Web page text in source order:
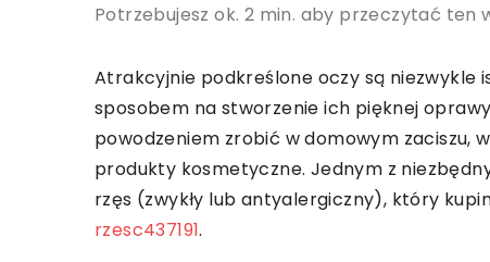
Potrzebujesz ok. 2 min. aby przeczytać ten
Atrakcyjnie podkreślone oczy są niezwykle
sposobem na stworzenie ich pięknej
powodzeniem zrobić w domowym zaciszu,
produkty kosmetyczne. Jednym z
rzęs (zwykły lub antyalergiczny), który
rzesc437191.